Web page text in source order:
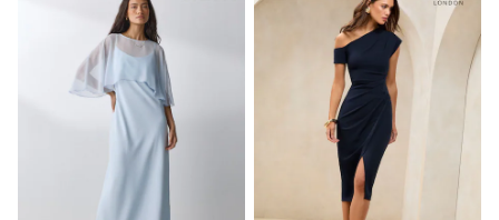
Lilo & Stitch
Bluey
Disney
Peppa Pig
All Girls Sportwear
New In
Trainers
Hoodies & Sweatshirts
Leggings, Joggers & Shorts
Swim